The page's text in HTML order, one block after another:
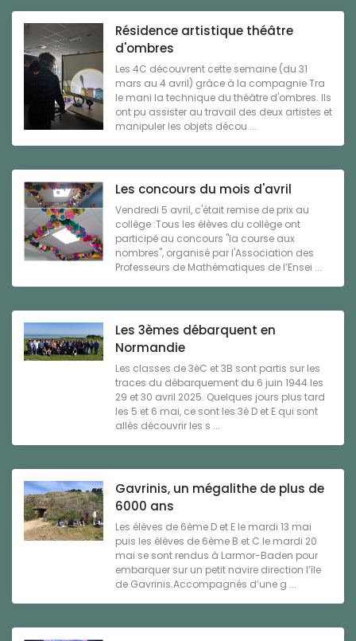
Résidence artistique théâtre
d'ombres
Les 4C découvrent cette semaine (du 31
mars au 4 avril) grâce à la compagnie Tra
le mani la technique du théâtre d'ombres. Ils
ont pu assister au travail des deux artistes et
manipuler les objets décou ...
Les concours du mois d'avril
Vendredi 5 avril, c'était remise de prix au
collège :Tous les élèves du collège ont
participé au concours "la course aux
nombres", organisé par l'Association des
Professeurs de Mathématiques de l’Ensei ...
Les 3èmes débarquent en
Normandie
Les classes de 3èC et 3B sont partis sur les
traces du débarquement du 6 juin 1944 les
29 et 30 avril 2025. Quelques jours plus tard
les 5 et 6 mai, ce sont les 3è D et E qui sont
allés découvrir les s ...
Gavrinis, un mégalithe de plus de
6000 ans
Les élèves de 6ème D et E le mardi 13 mai
puis les élèves de 6ème B et C le mardi 20
mai se sont rendus à Larmor-Baden pour
embarquer sur un petit navire direction l’île
de Gavrinis.Accompagnés d’une g ...